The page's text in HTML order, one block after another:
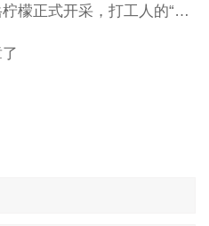
川观探市丨安岳柠檬正式开采，打工人的“续命水”要降价了吗？